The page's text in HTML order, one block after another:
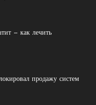
– как лечить
продажу систем